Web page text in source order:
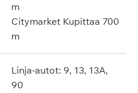
m
Citymarket Kupittaa 700
m
Linja-autot: 9, 13, 13A,
90